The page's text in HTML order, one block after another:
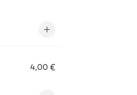
4,00 €